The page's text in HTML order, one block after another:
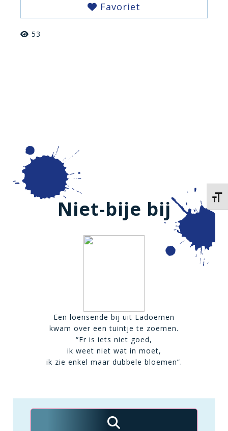
Favoriet
53
Niet-bije bij
Een loensende bij uit Ladoemen
kwam over een tuintje te zoemen.
“Er is iets niet goed,
ik weet niet wat in moet,
ik zie enkel maar dubbele bloemen”.